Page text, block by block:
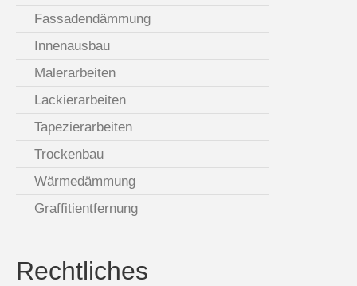
Fassadendämmung
Innenausbau
Malerarbeiten
Lackierarbeiten
Tapezierarbeiten
Trockenbau
Wärmedämmung
Graffitientfernung
Rechtliches